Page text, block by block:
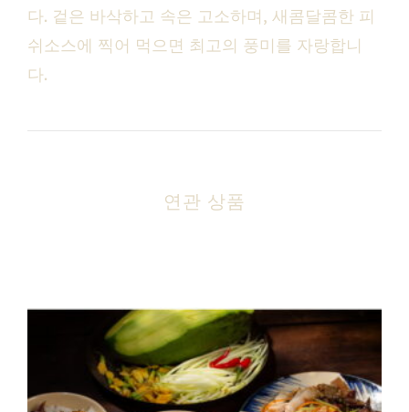
다. 겉은 바삭하고 속은 고소하며, 새콤달콤한 피
쉬소스에 찍어 먹으면 최고의 풍미를 자랑합니
다.
연관 상품